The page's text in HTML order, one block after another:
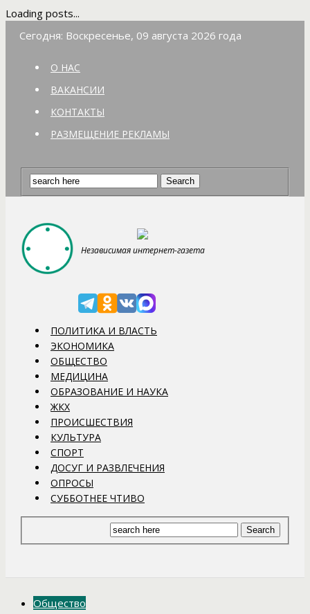
Loading posts...
Сегодня: Воскресенье, 09 августа 2026 года
О НАС
ВАКАНСИИ
КОНТАКТЫ
РАЗМЕЩЕНИЕ РЕКЛАМЫ
Независимая интернет-газета
ПОЛИТИКА И ВЛАСТЬ
ЭКОНОМИКА
ОБЩЕСТВО
МЕДИЦИНА
ОБРАЗОВАНИЕ И НАУКА
ЖКХ
ПРОИСШЕСТВИЯ
КУЛЬТУРА
СПОРТ
ДОСУГ И РАЗВЛЕЧЕНИЯ
ОПРОСЫ
СУББОТНЕЕ ЧТИВО
Общество